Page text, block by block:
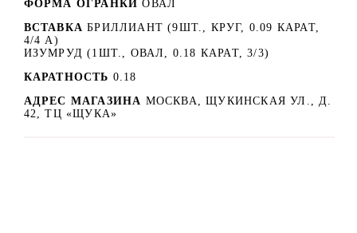
ФОРМА ОГРАНКИ ОВАЛ
ВСТАВКА БРИЛЛИАНТ (9ШТ., КРУГ, 0.09 КАРАТ,
4/4 А)
ИЗУМРУД (1ШТ., ОВАЛ, 0.18 КАРАТ, 3/3)
КАРАТНОСТЬ 0.18
АДРЕС МАГАЗИНА МОСКВА, ЩУКИНСКАЯ УЛ., Д.
42, ТЦ «ЩУКА»